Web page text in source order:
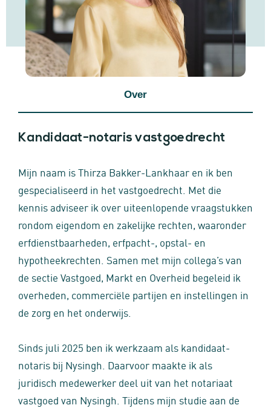
Over
Kandidaat-notaris vastgoedrecht
Mijn naam is Thirza Bakker-Lankhaar en ik ben
gespecialiseerd in het vastgoedrecht. Met die
kennis adviseer ik over uiteenlopende vraagstukken
rondom eigendom en zakelijke rechten, waaronder
erfdienstbaarheden, erfpacht-, opstal- en
hypotheekrechten. Samen met mijn collega’s van
de sectie Vastgoed, Markt en Overheid begeleid ik
overheden, commerciële partijen en instellingen in
de zorg en het onderwijs.
Sinds juli 2025 ben ik werkzaam als kandidaat-
notaris bij Nysingh. Daarvoor maakte ik als
juridisch medewerker deel uit van het notariaat
vastgoed van Nysingh. Tijdens mijn studie aan de